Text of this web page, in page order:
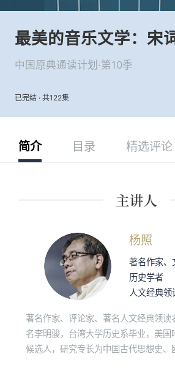
最美的音乐文学：宋
中国原典通读计划·第10季
已完结 · 共122集
简介 目录 精选评论
杨照
著名作家、
历史学者
人文经典领
著名作家、评论家、著名人文经典领读
名李明骏，台湾大学历史系毕业，美国
候选人，研究专长为中国古代思想史、